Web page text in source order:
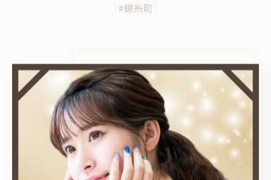
#錦糸町
カテゴリー Categories
全てのカテゴリー
耳つぼ
プライベートサロン
ニュアンス